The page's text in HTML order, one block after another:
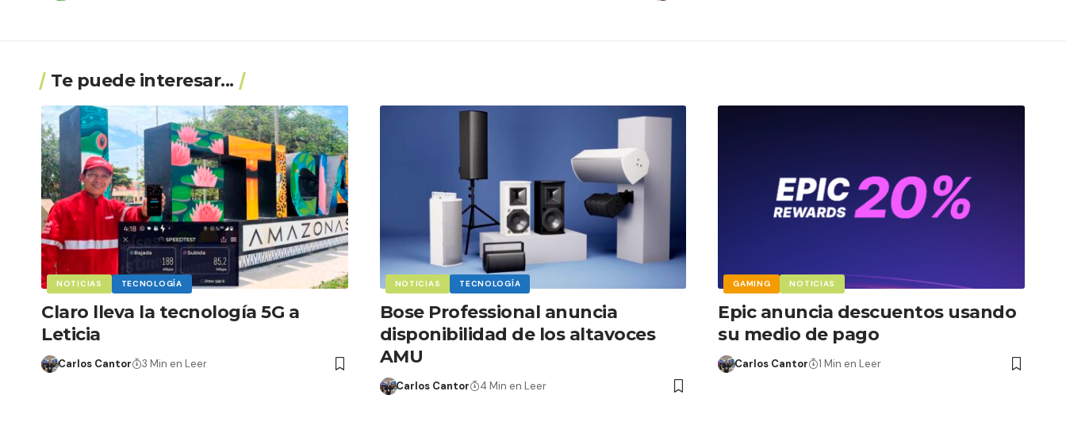
Te puede interesar...
NOTICIAS TECNOLOGÍA
Claro lleva la tecnología 5G a
Leticia
Carlos Cantor 3 Min en Leer
NOTICIAS TECNOLOGÍA
Bose Professional anuncia
disponibilidad de los altavoces
AMU
Carlos Cantor 4 Min en Leer
GAMING NOTICIAS
Epic anuncia descuentos usando
su medio de pago
Carlos Cantor 1 Min en Leer